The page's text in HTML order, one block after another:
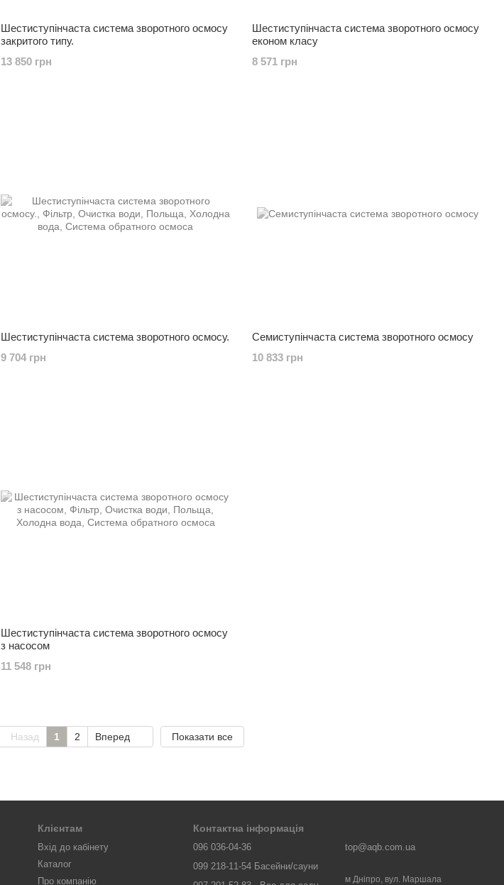
Шестиступінчаста система зворотного осмосу
закритого типу.
13 850 грн
Шестиступінчаста система зворотного осмосу
економ класу
8 571 грн
Шестиступінчаста система зворотного осмосу.
9 704 грн
Семиступінчаста система зворотного осмосу
10 833 грн
Шестиступінчаста система зворотного осмосу
з насосом
11 548 грн
Назад 1 2 Вперед Показати все
Клієнтам
Вхід до кабінету
Каталог
Про компанію
Контактна інформація
096 036-04-36
099 218-11-54 Басейни/сауни
top@aqb.com.ua
м Дніпро, вул. Маршала